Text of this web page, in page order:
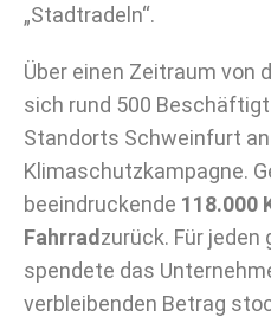
„Stadtradeln“.
Über einen Zeitraum von
sich rund 500
Standorts Schweinfurt
Klimaschutzkampagne.
beeindruckende 118.000
Fahrradzurück. Für
spendete das
verbleibenden Betrag